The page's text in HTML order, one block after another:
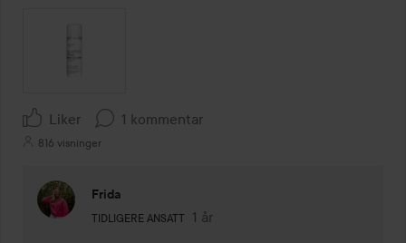
Liker 1 kommentar
816 visninger
Frida
TIDLIGERE ANSATT
Brukerens rolle: Tidligere ansatt.
1 år
Kommentaren lades 1 år